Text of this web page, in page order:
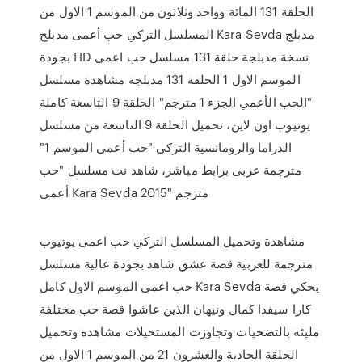
الحلقة 131 المائة وواحد وثلاثون من الموسم 1 الاول من
المسلسل التركي حب أعمى مدبلج Kara Sevda مدبلج
بجودة HD نسخة مدبلجة حلقة 131 مسلسل حب اعمى
الموسم الاول 1 الحلقة 131 مدبلجة مشاهدة مسلسل
"الحب الأعمي الجزء 1 مترجم" الحلقة 9 التاسعة كاملة
يوتيوب اون لاين، تحميل الحلقة 9 التاسعة من مسلسل
الدراما والرومانسية التركى "حب أعمى الموسم 1"
مترجمة عربى برابط مباشر، شاهد نت مسلسل "حب
أعمي Kara Sevda 2015" مترجم
مشاهدة وتحميل المسلسل التركي حب اعمى يوتيوب
مترجمة للعربية قصة عشق شاهد بجودة عالية مسلسل
حب اعمى الموسم الاول كامل Kara Sevda يحكي قصة
كارا سيفدا كمال ونيهان الذين عاشوا قصة حب مختلفة
مليئة بالتضحيات وتجاوزت المستحيلات مشاهدة وتحميل
الحلقة الحادية والعشرون 21 من الموسم 1 الاول من